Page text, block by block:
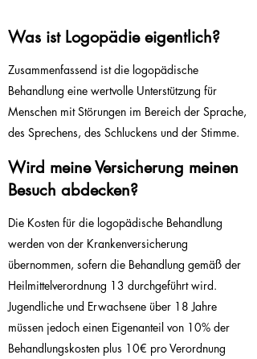
Was ist Logopädie eigentlich?
Zusammenfassend ist die logopädische
Behandlung eine wertvolle Unterstützung für
Menschen mit Störungen im Bereich der Sprache,
des Sprechens, des Schluckens und der Stimme.
Wird meine Versicherung meinen
Besuch abdecken?
Die Kosten für die logopädische Behandlung
werden von der Krankenversicherung
übernommen, sofern die Behandlung gemäß der
Heilmittelverordnung 13 durchgeführt wird.
Jugendliche und Erwachsene über 18 Jahre
müssen jedoch einen Eigenanteil von 10% der
Behandlungskosten plus 10€ pro Verordnung